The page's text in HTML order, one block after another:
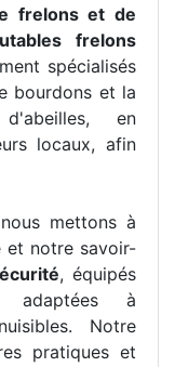
frelons et de
frelons
spécialisés
bourdons et la
en
locaux, afin
mettons à
et notre savoir-
, équipés
adaptées à
Notre
pratiques et